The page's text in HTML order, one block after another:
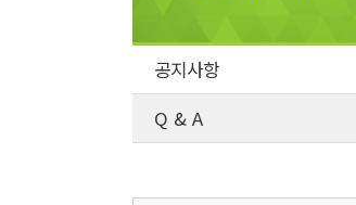
공지사항
Q & A